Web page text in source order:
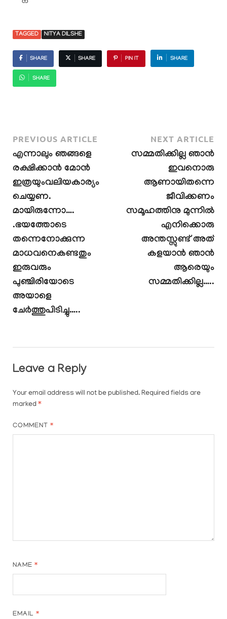
TAGGED NITYA DILSHE
SHARE SHARE PIN IT SHARE
SHARE
PREVIOUS ARTICLE
എന്നാലും ഞങ്ങളെ
രക്ഷിക്കാൻ മോൻ
ഇത്രയുംവലിയകാര്യം
ചെയ്യണ.
മായിരുന്നോ….
.ഭയത്തോടെ
തന്നെനോക്കുന്ന
മാധവനെകണ്ടതും
ഇരുവരും
പുഞ്ചിരിയോടെ
അയാളെ
ചേർത്തുപിടിച്ചു…..
NEXT ARTICLE
സമ്മതിക്കില്ല ഞാൻ
ഇവനൊരു
ആണായിതന്നെ
ജീവിക്കണം
സമൂഹത്തിനു മുന്നിൽ
എനിക്കൊരു
അന്തസ്സുണ്ട് അത്
കളയാൻ ഞാൻ
ആരെയും
സമ്മതിക്കില്ല…..
Leave a Reply
Your email address will not be published. Required fields are
marked *
COMMENT*
NAME*
EMAIL*